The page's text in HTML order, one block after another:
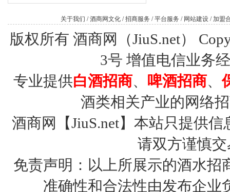
关于我们 /酒商网文化 /招商服务 /平台服务 / 网站建设 /加盟
版权所有 酒商网（JiuS.net）
3号 增值电信业务
专业提供白酒招商、 啤酒招商、
酒类相关产业的网络
酒商网【JiuS.net】本站只提供
请双方谨慎
免责声明：以上所展示的酒水
准确性和合法性由发布企业